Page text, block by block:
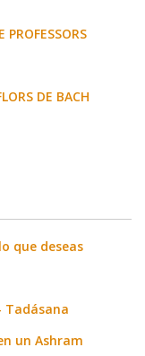
PROFESSORS
DE BACH
que deseas
Tadásana
un Ashram